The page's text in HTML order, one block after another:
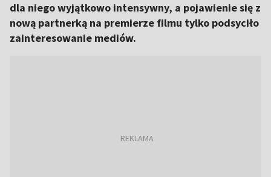
dla niego wyjątkowo intensywny, a pojawienie się z
nową partnerką na premierze filmu tylko podsyciło
zainteresowanie mediów.